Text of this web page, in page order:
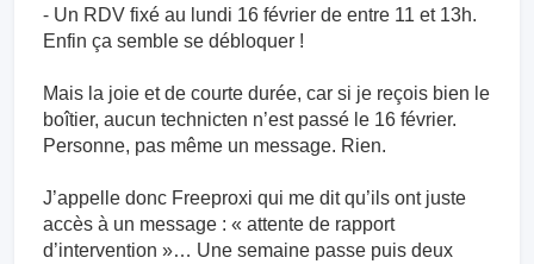
⁃ Un RDV fixé au lundi 16 février de entre 11 et 13h.
Enfin ça semble se débloquer !
Mais la joie et de courte durée, car si je reçois bien le
boîtier, aucun technicten n’est passé le 16 février.
Personne, pas même un message. Rien.
J’appelle donc Freeproxi qui me dit qu’ils ont juste
accès à un message : « attente de rapport
d’intervention »… Une semaine passe puis deux